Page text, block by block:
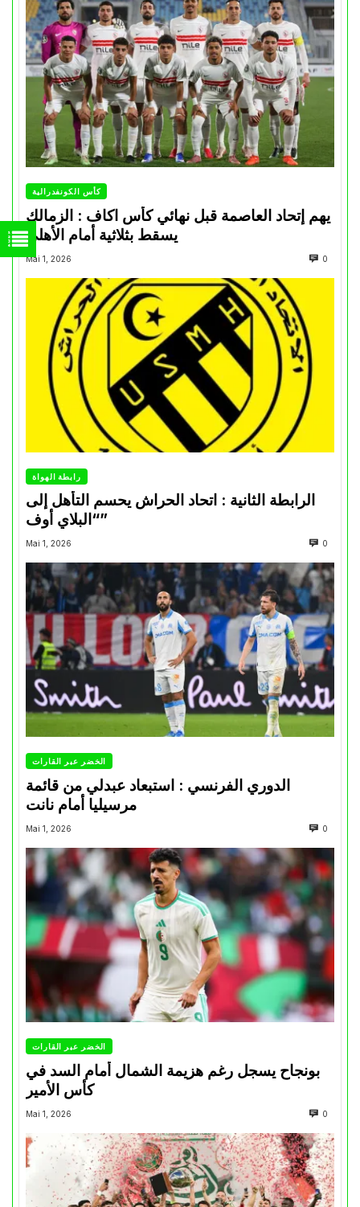
كأس الكونفدرالية
يهم إتحاد العاصمة قبل نهائي كأس اكاف : الزمالك
Mai 1, 2026 0
رابطة الهواة
الرابطة الثانية : اتحاد الحراش يحسم التأهل إلى
“البلاي أوف”
Mai 1, 2026 0
الخضر عبر القارات
الدوري الفرنسي : استبعاد عبدلي من قائمة
مرسيليا أمام نانت
Mai 1, 2026 0
الخضر عبر القارات
بونجاح يسجل رغم هزيمة الشمال أمام السد في
كأس الأمير
Mai 1, 2026 0